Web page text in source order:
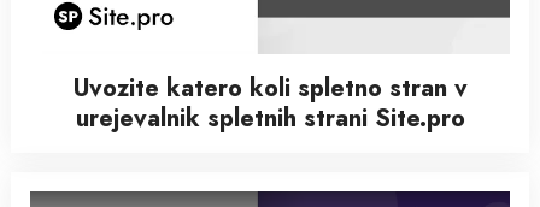
Uvozite katero koli spletno stran v
urejevalnik spletnih strani Site.pro